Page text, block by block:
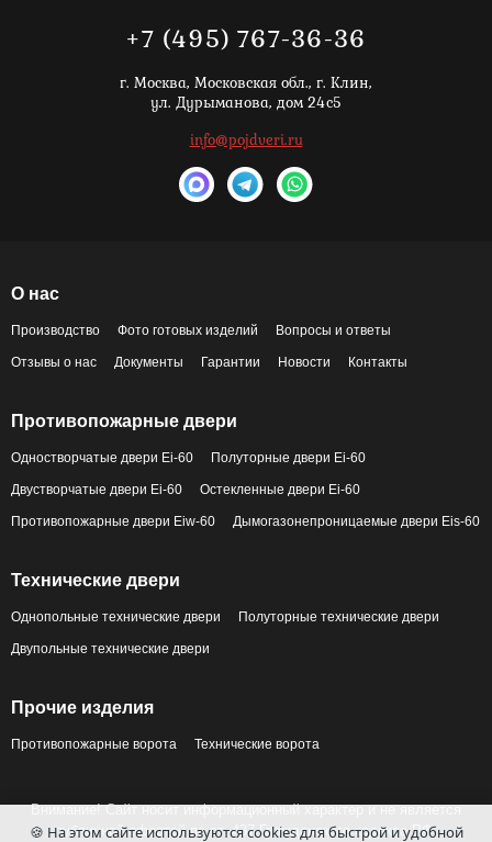
+7 (495) 767-36-36
г. Москва, Московская обл., г. Клин,
ул. Дурыманова, дом 24с5
info@pojdveri.ru
О нас
Производство Фото готовых изделий Вопросы и ответы
Отзывы о нас Документы Гарантии Новости Контакты
Противопожарные двери
Одностворчатые двери Ei-60 Полуторные двери Ei-60
Двустворчатые двери Ei-60 Остекленные двери Ei-60
Противопожарные двери Eiw-60 Дымогазонепроницаемые двери Eis-60
Технические двери
Однопольные технические двери Полуторные технические двери
Двупольные технические двери
Прочие изделия
Противопожарные ворота Технические ворота
Внимание! Сайт носит информационный характер и не является
публичной офертой по ст. 437 Гражданского кодекса РФ.
🍪 На этом сайте используются cookies для быстрой и удобной